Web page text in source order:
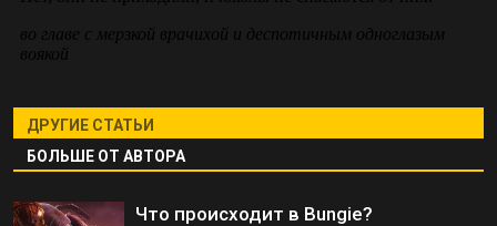
ДРУГИЕ СТАТЬИ
БОЛЬШЕ ОТ АВТОРА
Что происходит в Bungie?